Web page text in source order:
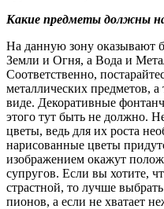
Какие предметы должны
На данную зону оказывают
Земли и Огня, а Вода и
Соответственно,
металлических предметов,
виде. Декоративные
этого тут быть не должно.
цветы, ведь для их роста
нарисованные цветы
изображением окажут
супругов. Если вы хотите,
страстной, то лучше
пионов, а если не хватает